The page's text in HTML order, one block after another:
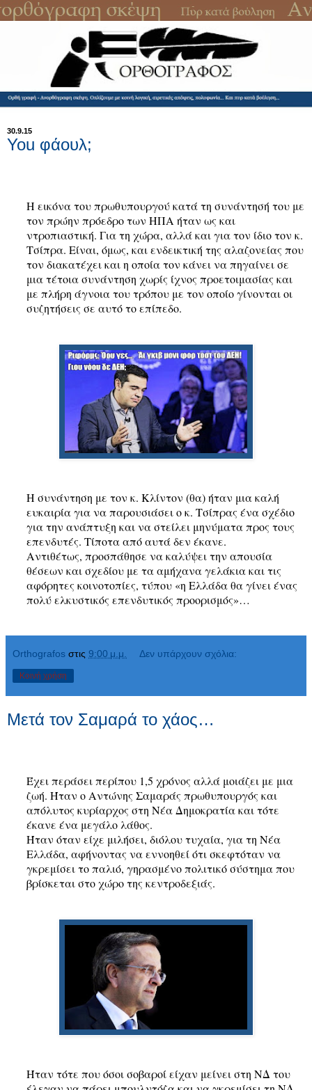
30.9.15
You φάουλ;
Η εικόνα του πρωθυπουργούκατά τη συνάντησή του με
τον πρώην πρόεδρο των ΗΠΑ ήταν ως και
ντροπιαστική. Για τη χώρα, αλλά και για τον ίδιο τον κ.
Τσίπρα. Είναι, όμως, και ενδεικτική της αλαζονείας που
τον διακατέχει και η οποία τον κάνει να πηγαίνει σε
μια τέτοια συνάντηση χωρίς ίχνος προετοιμασίας και
με πλήρη άγνοια του τρόπου με τον οποίο γίνονται οι
συζητήσεις σε αυτό το επίπεδο.
Η συνάντηση με τον κ. Κλίντον (θα) ήταν μια καλή
ευκαιρία για να παρουσιάσει ο κ. Τσίπρας ένα σχέδιο
για την ανάπτυξη και να στείλει μηνύματα προς τους
επενδυτές. Τίποτα από αυτά δεν έκανε.
Αντιθέτως, προσπάθησε να καλύψει την απουσία
θέσεων και σχεδίου με τα αμήχανα γελάκια και τις
αφόρητες κοινοτοπίες, τύπου «η Ελλάδα θα γίνει ένας
πολύ ελκυστικός επενδυτικός προορισμός»…
Orthografos στις 9:00 μ.μ. Δεν υπάρχουν σχόλια:
Κοινή χρήση
Μετά τον Σαμαρά το χάος…
Έχει περάσει περίπου 1,5 χρόνος αλλά μοιάζει με μια
ζωή. Ήταν ο Αντώνης Σαμαράς πρωθυπουργός και
απόλυτος κυρίαρχος στη Νέα Δημοκρατία και τότε
έκανε ένα μεγάλο λάθος.
Ήταν όταν είχε μιλήσει, διόλου τυχαία, για τη Νέα
Ελλάδα, αφήνοντας να εννοηθεί ότι σκεφτόταν να
γκρεμίσει το παλιό, γηρασμένο πολιτικό σύστημα που
βρίσκεται στο χώρο της κεντροδεξιάς.
Ήταν τότε που όσοι σοβαροί είχαν μείνει στη ΝΔ του